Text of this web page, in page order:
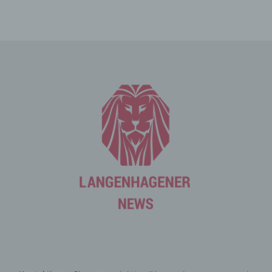
Internetbrowser oder andere Softwareprogramme
gelöscht werden. Dies ist in allen gängigen
Internetbrowsern möglich. Deaktiviert die betroffene
Person die Setzung von Cookies in dem genutzten
Internetbrowser, sind unter Umständen nicht alle
Funktionen unserer Internetseite vollumfänglich nutzbar.
Erfassung von allgemeinen Daten
und Informationen